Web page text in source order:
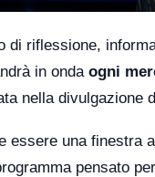
di riflessione,
in onda ogni
nella divulgazione
essere una
pensato